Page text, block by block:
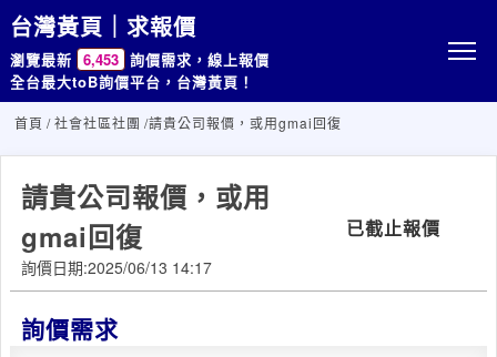
台灣黃頁｜求報價
瀏覽最新 6,453 詢價需求，線上報價
全台最大toB詢價平台，台灣黃頁！
首頁 /社會社區社團 /請貴公司報價，或用gmai回復
請貴公司報價，或用
gmai回復
詢價日期:2025/06/13 14:17
已截止報價
詢價需求